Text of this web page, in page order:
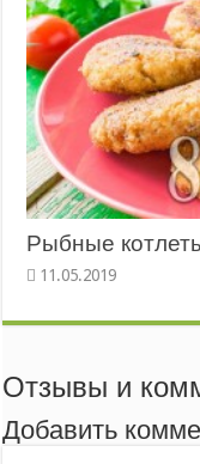
Рыбные
Отзывы и
Добавить